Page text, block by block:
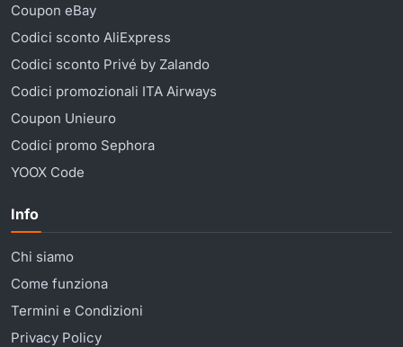
Coupon eBay
Codici sconto AliExpress
Codici sconto Privé by Zalando
Codici promozionali ITA Airways
Coupon Unieuro
Codici promo Sephora
YOOX Code
Info
Chi siamo
Come funziona
Termini e Condizioni
Privacy Policy